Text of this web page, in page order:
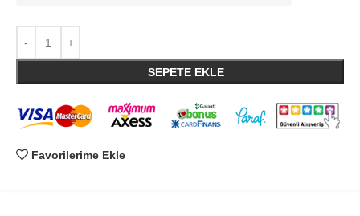
SEPETE EKLE
Favorilerime Ekle